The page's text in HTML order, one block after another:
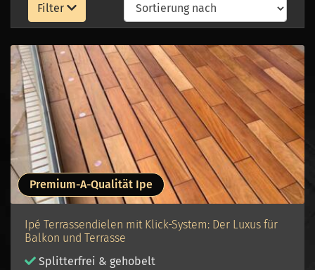
Filter
Premium-A-Qualität Ipe
Ipé Terrassendielen mit Klick-System: Der Luxus für
Balkon und Terrasse
Splitterfrei & gehobelt